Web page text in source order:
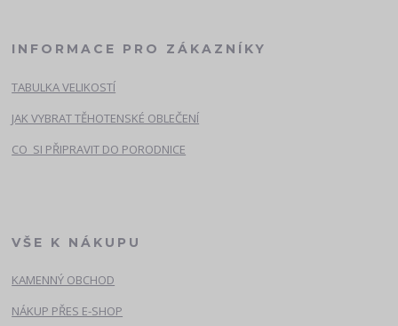
INFORMACE PRO ZÁKAZNÍKY
TABULKA VELIKOSTÍ
JAK VYBRAT TĚHOTENSKÉ OBLEČENÍ
CO SI PŘIPRAVIT DO PORODNICE
VŠE K NÁKUPU
KAMENNÝ OBCHOD
NÁKUP PŘES E-SHOP